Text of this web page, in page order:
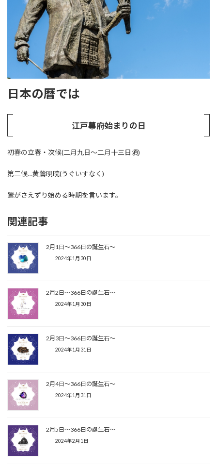
日本の暦では
江戸幕府始まりの日
初春の立春・次候(二月九日～二月十三日頃)
第二候…黄鶯晛晥(うぐいすなく)
鶯がさえずり始める時期を言います。
関連記事
2月1日〜366日の誕生石〜
2024年1月30日
2月2日〜366日の誕生石〜
2024年1月30日
2月3日〜366日の誕生石〜
2024年1月31日
2月4日〜366日の誕生石〜
2024年1月31日
2月5日〜366日の誕生石〜
2024年2月1日